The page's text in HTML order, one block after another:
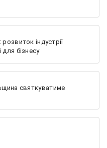
індустрії
бізнесу
святкуватиме